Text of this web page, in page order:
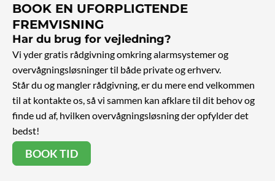
BOOK EN UFORPLIGTENDE
FREMVISNING
Har du brug for vejledning?
Vi yder gratis rådgivning omkring alarmsystemer og
overvågningsløsninger til både private og erhverv.
Står du og mangler rådgivning, er du mere end velkommen
til at kontakte os, så vi sammen kan afklare til dit behov og
finde ud af, hvilken overvågningsløsning der opfylder det
bedst!
BOOK TID